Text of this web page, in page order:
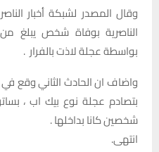
وقال المصدر لشبكة أخبار
بواسطة عجلة لاذت بالفرار .
واضاف ان الحادث الثاني وقع
بتصادم عجلة نوع بيك اب ،
شخصين كانا بداخلها .
انتهى.